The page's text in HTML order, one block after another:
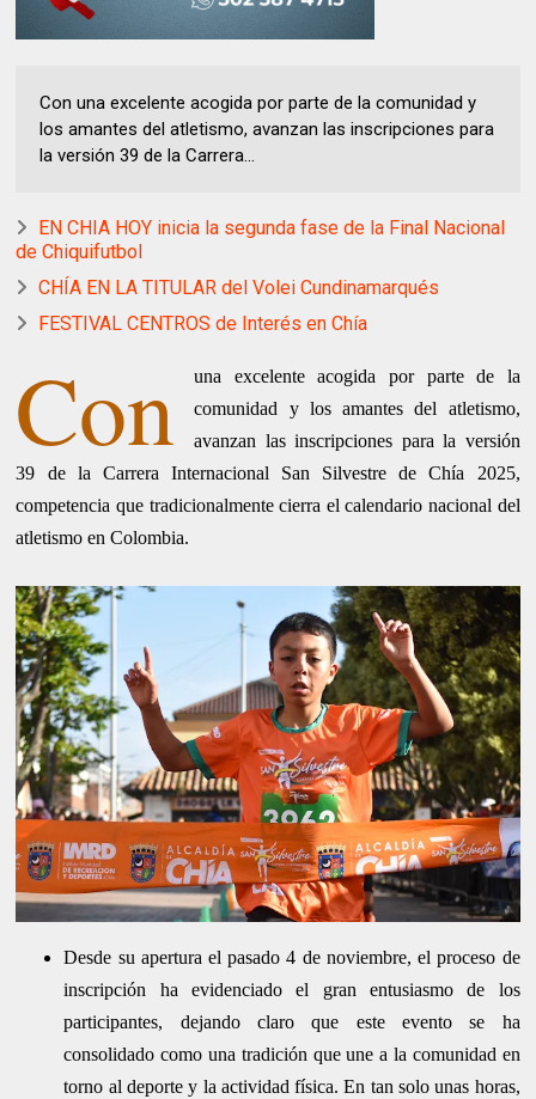
Con una excelente acogida por parte de la comunidad y
los amantes del atletismo, avanzan las inscripciones para
la versión 39 de la Carrera...
EN CHIA HOY inicia la segunda fase de la Final Nacional
de Chiquifutbol
CHÍA EN LA TITULAR del Volei Cundinamarqués
FESTIVAL CENTROS de Interés en Chía
Con
una excelente acogida por parte de la
comunidad y los amantes del atletismo,
avanzan las inscripciones para la versión
39 de la Carrera Internacional San Silvestre de Chía 2025,
competencia que tradicionalmente cierra el calendario nacional del
atletismo en Colombia.
Desde su apertura el pasado 4 de noviembre, el proceso de
inscripción ha evidenciado el gran entusiasmo de los
participantes, dejando claro que este evento se ha
consolidado como una tradición que une a la comunidad en
torno al deporte y la actividad física. En tan solo unas horas,